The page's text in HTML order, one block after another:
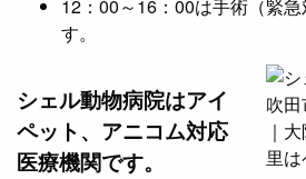
12：00～16：00は手術（緊
す。
シェル動物病院はアイ
ペット、アニコム対応
医療機関です。